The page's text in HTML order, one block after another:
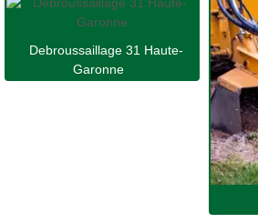
Debroussaillage 31 Haute-
Garonne